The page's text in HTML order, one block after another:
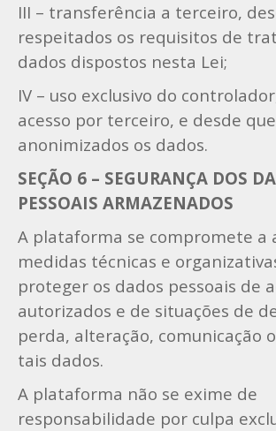
III – transferência a terceiro,
respeitados os requisitos de
dados dispostos nesta Lei;
IV – uso exclusivo do
acesso por terceiro, e desde que
anonimizados os dados.
SEÇÃO 6 – SEGURANÇA DOS
PESSOAIS ARMAZENADOS
A plataforma se compromete a
medidas técnicas e
proteger os dados pessoais de
autorizados e de situações de
perda, alteração, comunicação
tais dados.
A plataforma não se exime de
responsabilidade por culpa